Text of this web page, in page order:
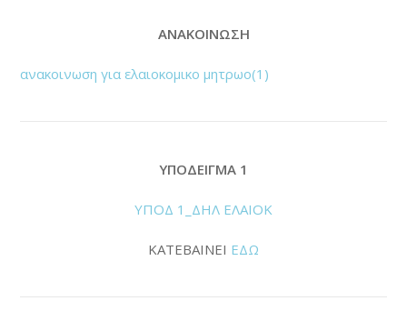
ΑΝΑΚΟΙΝΩΣΗ
ανακοινωση για ελαιοκομικο μητρωο(1)
ΥΠΟΔΕΙΓΜΑ 1
ΥΠΟΔ 1_ΔΗΛ ΕΛΑΙΟΚ
ΚΑΤΕΒΑΙΝΕΙ ΕΔΩ